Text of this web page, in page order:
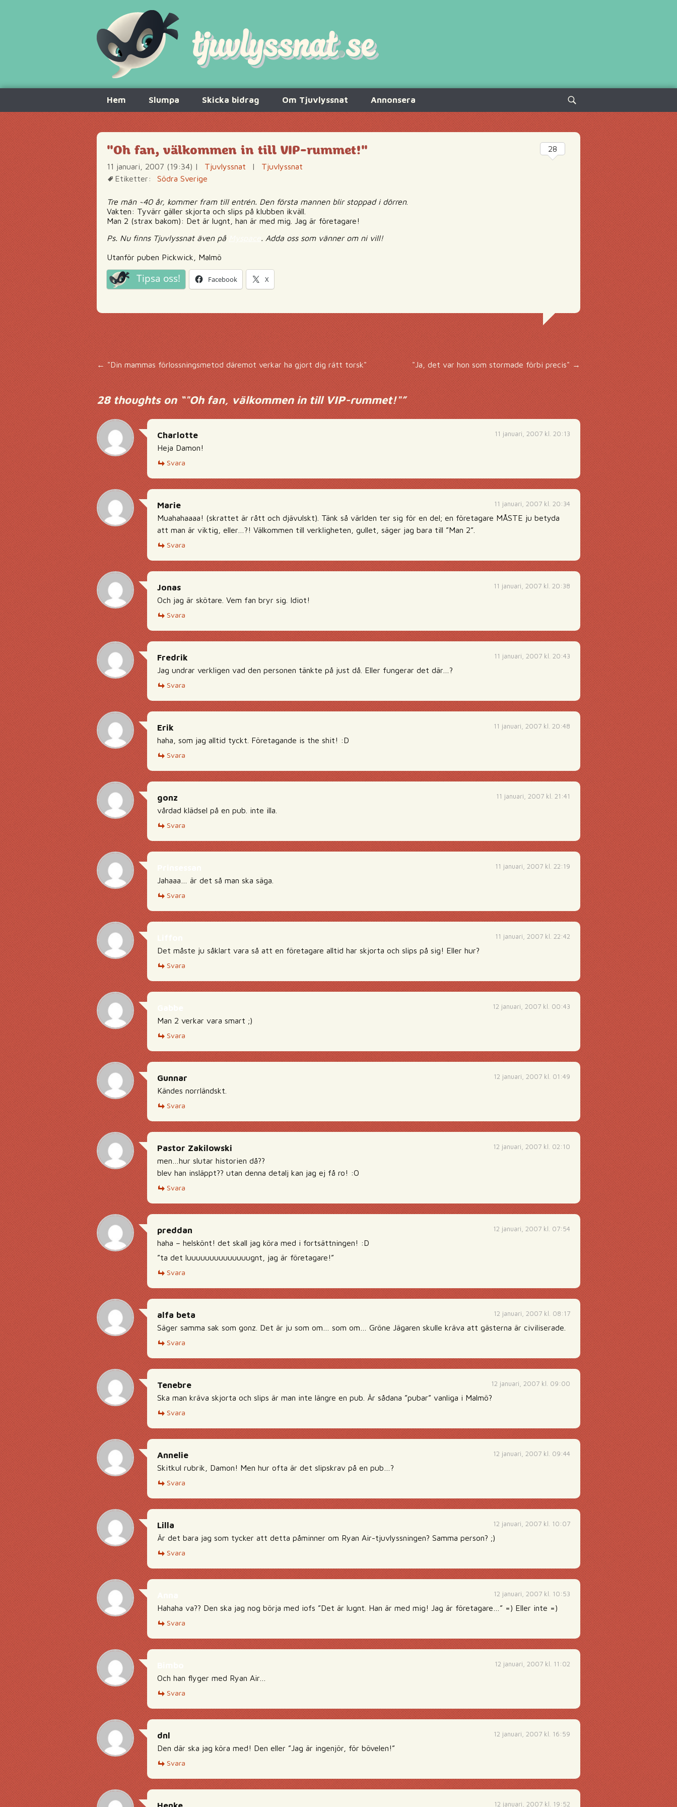
innehåll
Hem Slumpa Skicka bidrag Om Tjuvlyssnat Annonsera
Sök
efter:
"Oh fan, välkommen in till VIP-rummet!"
11 januari, 2007 (19:34) | Tjuvlyssnat |
Tjuvlyssnat
Etiketter:
Södra Sverige
Tre män ~40 år, kommer fram till entrén. Den första mannen blir stoppad i dörren.
Vakten: Tyvärr gäller skjorta och slips på klubben ikväll.
Man 2 (strax bakom): Det är lugnt, han är med mig. Jag är företagare!
Ps. Nu finns Tjuvlyssnat även på
. Adda oss som vänner om ni vill!
Utanför puben Pickwick, Malmö
Tipsa oss! Facebook X
28
Inläggsnavigering
← "Din mammas förlossningsmetod däremot verkar ha gjort dig rätt torsk" "Ja, det var hon som stormade förbi precis" →
28 thoughts on “"Oh fan, välkommen in till VIP-rummet!"”
11 januari, 2007 kl. 20:13
Charlotte
Heja Damon!
Svara
11 januari, 2007 kl. 20:34
Marie
Muahahaaaa! (skrattet är rått och djävulskt). Tänk så världen ter sig för en del; en företagare MÅSTE ju betyda
att man är viktig, eller…?! Välkommen till verkligheten, gullet, säger jag bara till ”Man 2”.
Svara
11 januari, 2007 kl. 20:38
Jonas
Och jag är skötare. Vem fan bryr sig. Idiot!
Svara
11 januari, 2007 kl. 20:43
Fredrik
Jag undrar verkligen vad den personen tänkte på just då. Eller fungerar det där…?
Svara
11 januari, 2007 kl. 20:48
Erik
haha, som jag alltid tyckt. Företagande is the shit! :D
Svara
11 januari, 2007 kl. 21:41
gonz
vårdad klädsel på en pub. inte illa.
Svara
11 januari, 2007 kl. 22:19
Jahaaa… är det så man ska säga.
Svara
11 januari, 2007 kl. 22:42
Det måste ju såklart vara så att en företagare alltid har skjorta och slips på sig! Eller hur?
Svara
12 januari, 2007 kl. 00:43
Man 2 verkar vara smart ;)
Svara
12 januari, 2007 kl. 01:49
Gunnar
Kändes norrländskt.
Svara
12 januari, 2007 kl. 02:10
Pastor Zakilowski
men…hur slutar historien då??
blev han insläppt?? utan denna detalj kan jag ej få ro! :O
Svara
12 januari, 2007 kl. 07:54
preddan
haha – helskönt! det skall jag köra med i fortsättningen! :D
”ta det luuuuuuuuuuuuuugnt, jag är företagare!”
Svara
12 januari, 2007 kl. 08:17
alfa beta
Säger samma sak som gonz. Det är ju som om… som om… Gröne Jägaren skulle kräva att gästerna är civiliserade.
Svara
12 januari, 2007 kl. 09:00
Tenebre
Ska man kräva skjorta och slips är man inte längre en pub. Är sådana ”pubar” vanliga i Malmö?
Svara
12 januari, 2007 kl. 09:44
Annelie
Skitkul rubrik, Damon! Men hur ofta är det slipskrav på en pub…?
Svara
12 januari, 2007 kl. 10:07
Lilla
Är det bara jag som tycker att detta påminner om Ryan Air-tjuvlyssningen? Samma person? ;)
Svara
12 januari, 2007 kl. 10:53
Hahaha va?? Den ska jag nog börja med iofs ”Det är lugnt. Han är med mig! Jag är företagare…” =) Eller inte =)
Svara
12 januari, 2007 kl. 11:02
Och han flyger med Ryan Air…
Svara
12 januari, 2007 kl. 16:59
dnl
Den där ska jag köra med! Den eller ”Jag är ingenjör, för bövelen!”
Svara
12 januari, 2007 kl. 19:52